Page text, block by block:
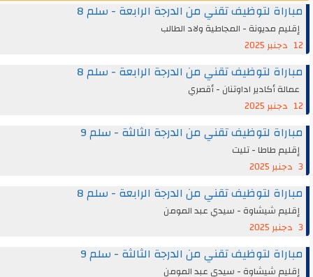
مباراة لتوظيف تقني من الدرجة الرابعة - سلم 8
إقليم مديونة - المجاطية ولاد الطالب
12 دجنبر 2025
مباراة لتوظيف تقني من الدرجة الرابعة - سلم 8
عمالة أكادير اداوتنان - أقصري
12 دجنبر 2025
مباراة لتوظيف تقني من الدرجة الثالثة - سلم 9
إقليم طاطا - تليت
مباراة لتوظيف تقني من الدرجة الرابعة - سلم 8
إقليم شيشاوة - سيدي عبد المومن
مباراة لتوظيف تقني من الدرجة الثالثة - سلم 9
إقليم شيشاوة - سيدي عبد المومن